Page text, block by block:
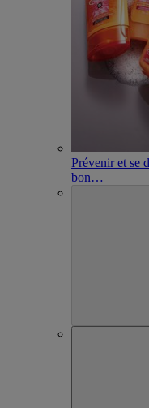
Prévenir et se
bon…